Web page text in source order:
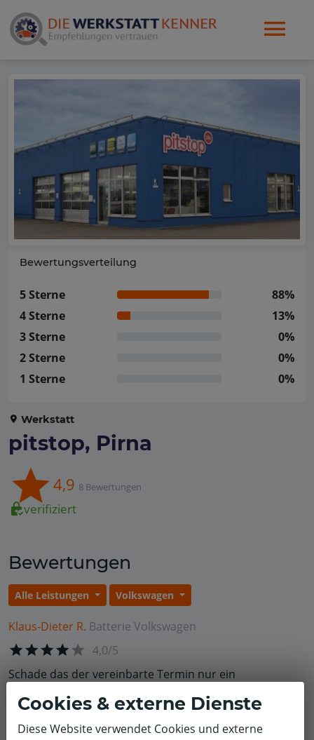
Bewertungsverteilung
5 Sterne
88%
4 Sterne
13%
3 Sterne
0%
2 Sterne
0%
1 Sterne
0%
Werkstatt
pitstop, Pirna
4,9 8 Bewertungen
verifiziert
Bewertungen
Alle Leistungen Volkswagen
Klaus-Dieter R. Batterie Volkswagen
4,0/5
Schade das der vereinbarte Termin nur ein
Abgabetermin war, und die Batterie laut Aussage des
Kollegen Welcher den PKW in Empfang genommen hat,
erst noch aufgeladen werden musste. Obwohl ich
Cookies & externe Dienste
Diese Website verwendet Cookies und externe